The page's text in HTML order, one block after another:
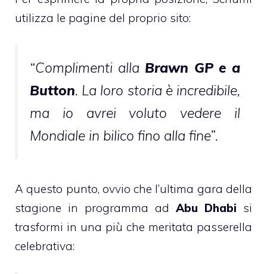
utilizza le pagine del proprio sito:
“Complimenti alla Brawn GP e a
Button. La loro storia è incredibile,
ma io avrei voluto vedere il
Mondiale in bilico fino alla fine”.
A questo punto, ovvio che l’ultima gara della
stagione in programma ad Abu Dhabi si
trasformi in una più che meritata passerella
celebrativa: